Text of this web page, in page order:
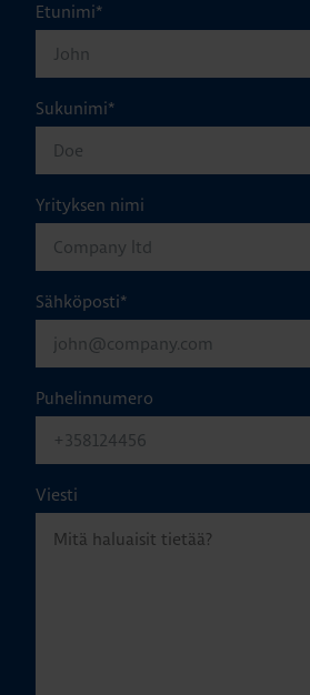
Etunimi*
Sukunimi*
Yrityksen nimi
Sähköposti*
Puhelinnumero
Viesti